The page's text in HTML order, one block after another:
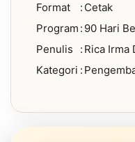
Format
: Cetak
Program : 90 Hari
Penulis
: Rica Irma
Kategori :